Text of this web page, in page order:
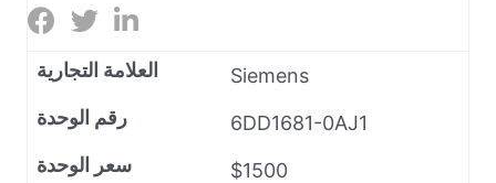
العلامة التجارية
Siemens
رقم الوحدة
6DD1681-0AJ1
سعر الوحدة
$1500